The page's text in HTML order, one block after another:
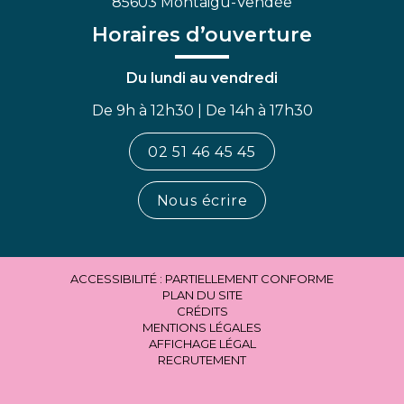
Horaires d’ouverture
Du lundi au vendredi
De 9h à 12h30 | De 14h à 17h30
02 51 46 45 45
Nous écrire
ACCESSIBILITÉ : PARTIELLEMENT CONFORME
PLAN DU SITE
CRÉDITS
MENTIONS LÉGALES
AFFICHAGE LÉGAL
RECRUTEMENT